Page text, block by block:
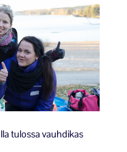
tulossa vauhdikas